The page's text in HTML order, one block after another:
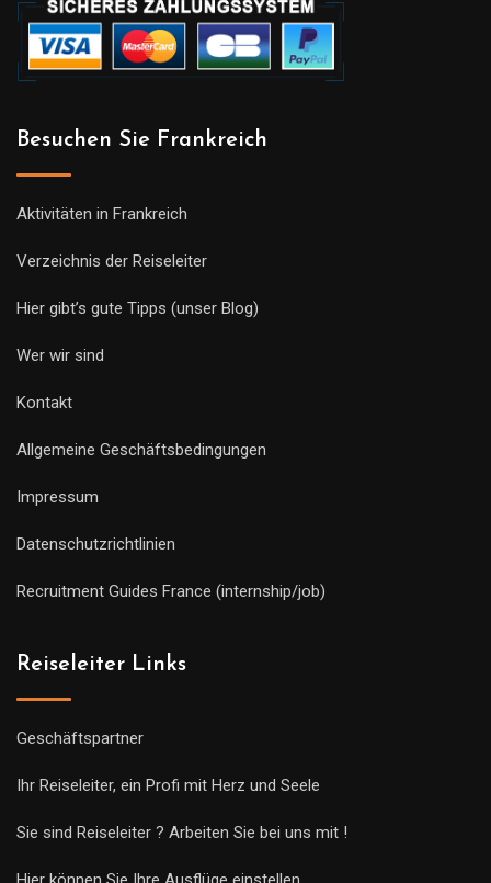
Besuchen Sie Frankreich
Aktivitäten in Frankreich
Verzeichnis der Reiseleiter
Hier gibt’s gute Tipps (unser Blog)
Wer wir sind
Kontakt
Allgemeine Geschäftsbedingungen
Impressum
Datenschutzrichtlinien
Recruitment Guides France (internship/job)
Reiseleiter Links
Geschäftspartner
Ihr Reiseleiter, ein Profi mit Herz und Seele
Sie sind Reiseleiter ? Arbeiten Sie bei uns mit !